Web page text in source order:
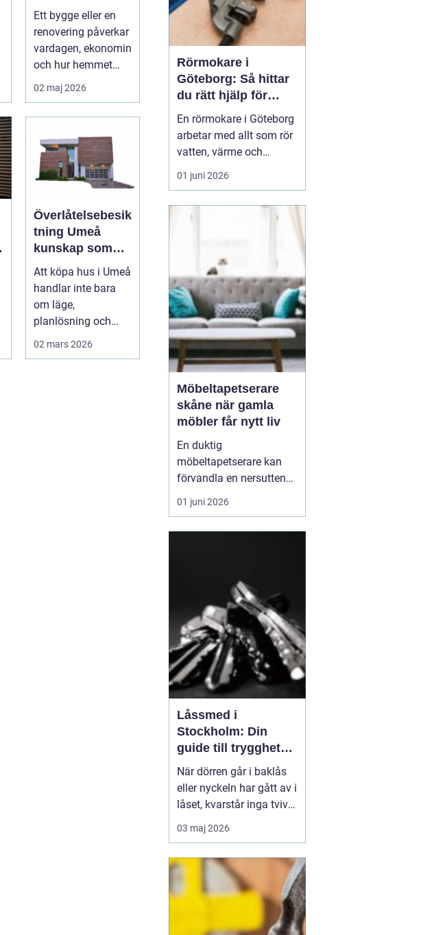
partner för ditt
projekt
Ett bygge eller en
renovering påverkar
vardagen, ekonomin
och hur hemmet
fungerar under
l&arin...
02 maj 2026
Överlåtelsebesik
tning Umeå
kunskap som
skapar tryggare
husaffärer
Att köpa hus i Umeå
handlar inte bara
om läge,
planlösning och
02 mars 2026
Rörmokare i
Göteborg: Så hittar
du rätt hjälp för
vatten, värme och
avlopp
En rörmokare i Göteborg
arbetar med allt som rör
vatten, värme och
avlopp, både vid akuta
problem och vid
renoveringar och
kombinerar snabb hjälp
med ty...
01 juni 2026
Möbeltapetserare
skåne när gamla
möbler får nytt liv
En duktig
möbeltapetserare kan
förvandla en nersutten
fåtölj eller en fläckig
soffa till en favoritmöbel
och många väljer i dag
att renovera istället för
att köpa nytt. Det sparar
både p...
01 juni 2026
Låssmed i
Stockholm: Din
guide till trygghet
och säkerhet
När dörren går i baklås
eller nyckeln har gått av i
låset, kvarstår inga tvivel
om att en låssmed är
ovärderlig. Låssmed
mer än bara
akuträdningar. De...
03 maj 2026